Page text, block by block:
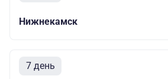
Нижнекамск
7 день